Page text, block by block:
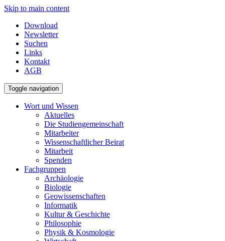
Skip to main content
Download
Newsletter
Suchen
Links
Kontakt
AGB
Toggle navigation
Wort und Wissen
Aktuelles
Die Studiengemeinschaft
Mitarbeiter
Wissenschaftlicher Beirat
Mitarbeit
Spenden
Fachgruppen
Archäologie
Biologie
Geowissenschaften
Informatik
Kultur & Geschichte
Philosophie
Physik & Kosmologie